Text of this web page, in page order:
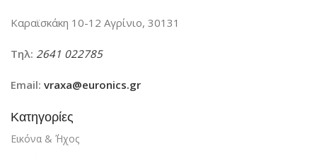
Καραϊσκάκη 10-12 Αγρίνιο, 30131
Τηλ: 2641 022785
Email: vraxa@euronics.gr
Κατηγορίες
Εικόνα & ΄Ήχος